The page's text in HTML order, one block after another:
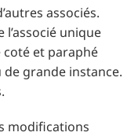
associés.
l’associé unique
et paraphé
grande instance.
modifications